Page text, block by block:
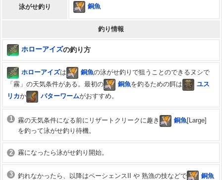
泳がせ釣り 銅魚
釣り情報
ホローアイズの釣り方
ホローアイズは 銅魚の泳がせ釣りで狙うことのできるヌシで
「霧」の天気条件がある。最初の
銅魚を釣るための餌は
ユス
リカか バターワームがおすすめ。
1 霧の天気条件になる前にリザートクリークに趣き 銅魚[Large]
を釣って泳がせ釣り待機。
2 霧になったら泳がせ釣り開始。
3 釣れなかったら、以降はペーシェンスII や 熟漁の技などで 銅魚